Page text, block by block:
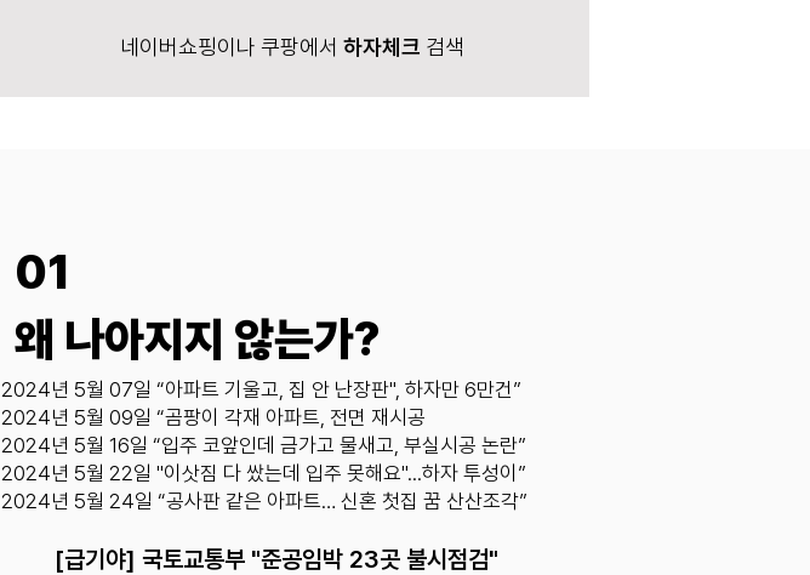
네이버쇼핑이나 쿠팡에서 하자체크 검색
01
왜 나아지지 않는가?
2024년 5월 07일 “아파트 기울고, 집 안 난장판", 하자만 6만건”
2024년 5월 09일 “곰팡이 각재 아파트, 전면 재시공
2024년 5월 16일 “입주 코앞인데 금가고 물새고, 부실시공 논란”
2024년 5월 22일 "이삿짐 다 쌌는데 입주 못해요"...하자 투성이”
2024년 5월 24일 “공사판 같은 아파트… 신혼 첫집 꿈 산산조각”
[​급기야] 국토교통부 "준공임박 23곳 불시점검"